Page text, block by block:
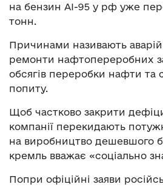
на бензин АІ-95 у рф уже
тонн.
Причинами називають
ремонти нафтопереробних
обсягів переробки нафти та
попиту.
Щоб частково закрити
компанії перекидають
на виробництво дешевшого
кремль вважає «соціально
Попри офіційні заяви